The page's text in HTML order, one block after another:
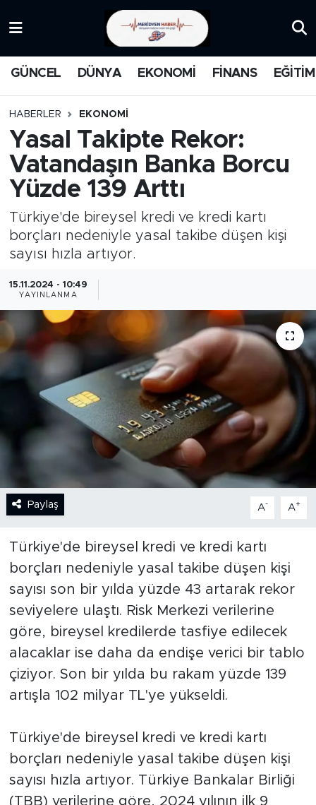
GÜNCEL DÜNYA EKONOMİ FİNANS EĞİTİM
HABERLER EKONOMİ
Yasal Takipte Rekor:
Vatandaşın Banka Borcu
Yüzde 139 Arttı
Türkiye'de bireysel kredi ve kredi kartı
borçları nedeniyle yasal takibe düşen kişi
sayısı hızla artıyor.
15.11.2024 - 10:49
YAYINLANMA
Paylaş A- A+
Türkiye'de bireysel kredi ve kredi kartı
borçları nedeniyle yasal takibe düşen kişi
sayısı son bir yılda yüzde 43 artarak rekor
seviyelere ulaştı. Risk Merkezi verilerine
göre, bireysel kredilerde tasfiye edilecek
alacaklar ise daha da endişe verici bir tablo
çiziyor. Son bir yılda bu rakam yüzde 139
artışla 102 milyar TL'ye yükseldi.
Türkiye'de bireysel kredi ve kredi kartı
borçları nedeniyle yasal takibe düşen kişi
sayısı hızla artıyor. Türkiye Bankalar Birliği
(TBB) verilerine göre, 2024 yılının ilk 9
MEDYA
FİNANS
DÜNYA
BİLİM-TEKNOLOJİ
RÖPÖRTAJ
ANALİZ
NOSTALJİ
KULİS
DİNİ
POLİTİKA
EKONOMİ
KÜLTÜR SANAT
YAŞAM
TARİHTEN GÜNÜMÜZE
Trafik Durumu
Süper Lig Puan Durumu ve Fikstür
Tüm Manşetler